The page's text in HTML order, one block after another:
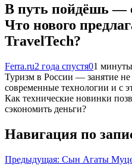
В путь пойдёшь —
Что нового
TravelTech?
Ferra.ru2 года спустя01 минуты
Туризм в России — занятие
современные технологии и с
Как технические новинки
сэкономить деньги?
Навигация по
Предыдущая: Сын Агаты